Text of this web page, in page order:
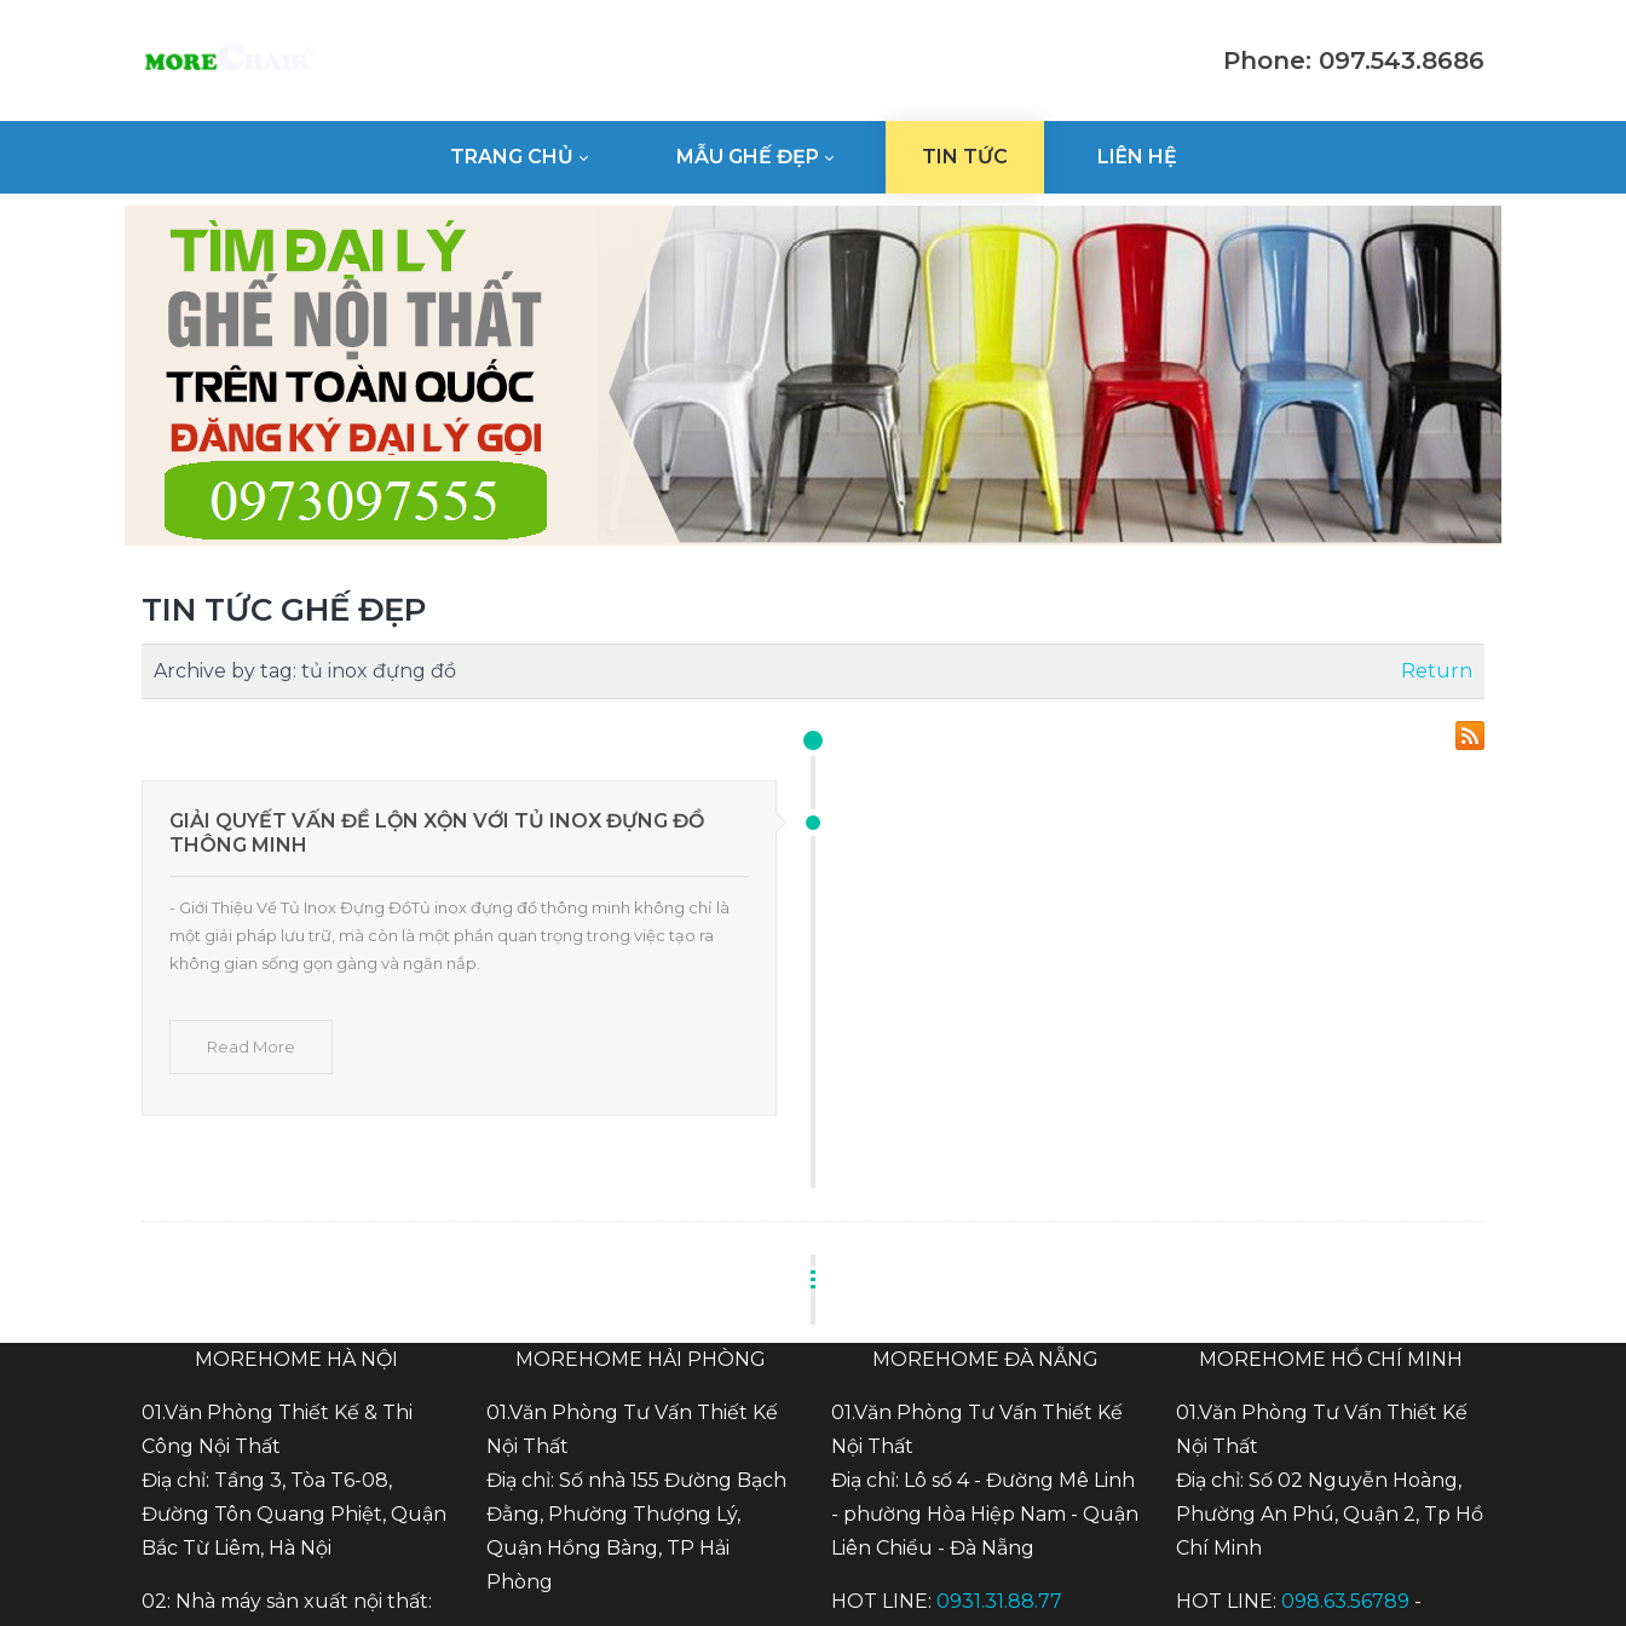
Phone: 097.543.8686
TRANG CHỦ MẪU GHẾ ĐẸP TIN TỨC LIÊN HỆ
TIN TỨC GHẾ ĐẸP
Archive by tag: tủ inox đựng đồ Return
GIẢI QUYẾT VẤN ĐỀ LỘN XỘN VỚI TỦ INOX ĐỰNG ĐỒ
THÔNG MINH
- Giới Thiệu Về Tủ Inox Đựng ĐồTủ inox đựng đồ thông minh không chỉ là
một giải pháp lưu trữ, mà còn là một phần quan trọng trong việc tạo ra
không gian sống gọn gàng và ngăn nắp.
Read More
MOREHOME HÀ NỘI
01.Văn Phòng Thiết Kế & Thi
Công Nội Thất
Điạ chỉ: Tầng 3, Tòa T6-08,
Đường Tôn Quang Phiệt, Quận
Bắc Từ Liêm, Hà Nội
02: Nhà máy sản xuất nội thất:
MOREHOME HẢI PHÒNG
01.Văn Phòng Tư Vấn Thiết Kế
Nội Thất
Điạ chỉ: Số nhà 155 Đường Bạch
Đằng, Phường Thượng Lý,
Quận Hồng Bàng, TP Hải
Phòng
MOREHOME ĐÀ NẴNG
01.Văn Phòng Tư Vấn Thiết Kế
Nội Thất
Điạ chỉ: Lô số 4 - Đường Mê Linh
- phường Hòa Hiệp Nam - Quận
Liên Chiểu - Đà Nẵng
HOT LINE: 0931.31.88.77
MOREHOME HỒ CHÍ MINH
01.Văn Phòng Tư Vấn Thiết Kế
Nội Thất
Điạ chỉ: Số 02 Nguyễn Hoàng,
Phường An Phú, Quận 2, Tp Hồ
Chí Minh
HOT LINE: 098.63.56789 -